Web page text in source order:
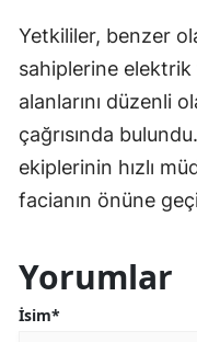
Yetkililer, benzer
sahiplerine elektrik
alanlarını düzenli
çağrısında
ekiplerinin hızlı
facianın önüne
Yorumlar
İsim*